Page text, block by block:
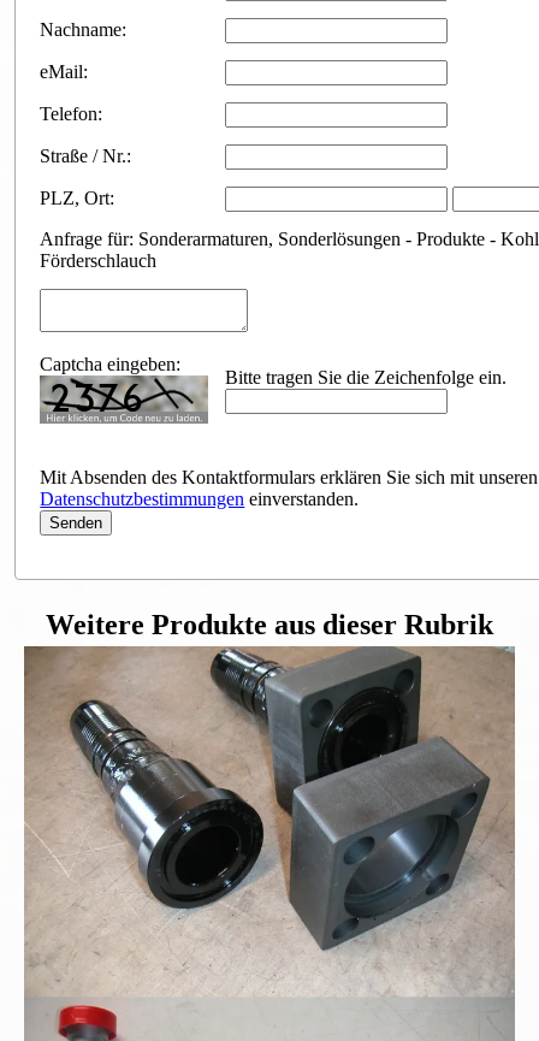
Nachname:
eMail:
Telefon:
Straße / Nr.:
PLZ,Ort:
Anfrage für: Sonderarmaturen, Sonderlösungen - Produkte -
Förderschlauch
Captcha eingeben:
Bitte tragen Sie die Zeichenfolge ein.
Mit Absenden des Kontaktformulars erklären Sie sich mit unseren
Datenschutzbestimmungen einverstanden.
Weitere Produkte aus dieser Rubrik
Aus unserem Hause:
Hydraulik - Sonderschlauch